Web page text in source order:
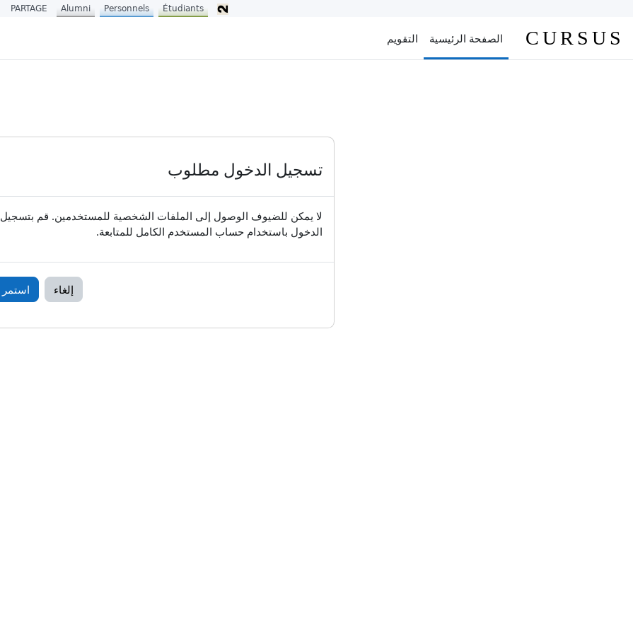
CURSUS الصفحة الرئيسية التقويم
تسجيل الدخول مطلوب
لا يمكن للضيوف الوصول إلى الملفات الشخصية للمستخدمين. قم بتسجيل
الدخول باستخدام حساب المستخدم الكامل للمتابعة.
إلغاء استمر
Étudiants
Personnels
Alumni
PARTAGE